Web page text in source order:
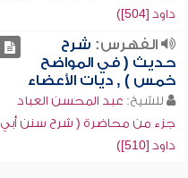
داود [504])
الفهرس: شرح
حديث ( في المواضح
خمس ) , ديات الأعضاء
للشيخ: عبد المحسن العباد
جزء من محاضرة ( شرح سنن أبي
داود [510])